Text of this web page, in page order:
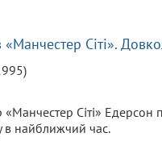
Сіті».
«Манчестер Сіті»
в найближчий час.